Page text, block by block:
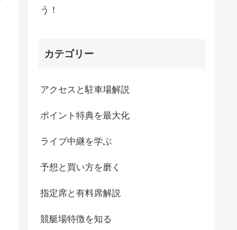
う！
カテゴリー
アクセスと駐車場解説
ポイント特典を最大化
ライブ中継を学ぶ
予想と買い方を磨く
指定席と有料席解説
競艇場特徴を知る